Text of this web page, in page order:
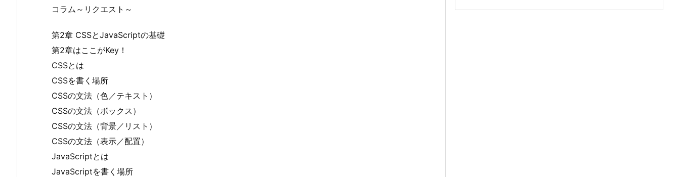
コラム～リクエスト～
第2章 CSSとJavaScriptの基礎
第2章はここがKey！
CSSとは
CSSを書く場所
CSSの文法（色／テキスト）
CSSの文法（ボックス）
CSSの文法（背景／リスト）
CSSの文法（表示／配置）
JavaScriptとは
JavaScriptを書く場所